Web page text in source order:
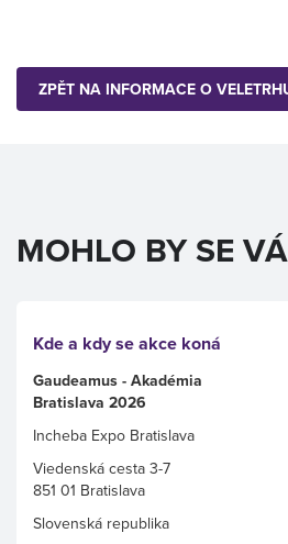
ZPĚT NA INFORMACE O
MOHLO BY SE
Kde a kdy se akce koná
Gaudeamus - Akadémia
Bratislava 2026
Incheba Expo Bratislava
Viedenská cesta 3-7
851 01 Bratislava
Slovenská republika